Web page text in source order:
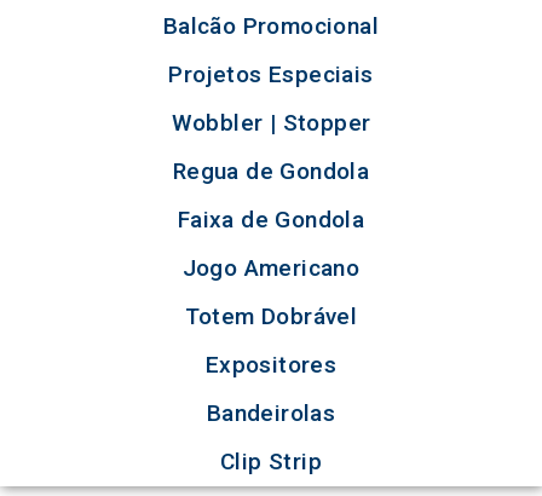
Balcão Promocional
Projetos Especiais
Wobbler | Stopper
Regua de Gondola
Faixa de Gondola
Jogo Americano
Totem Dobrável
Expositores
Bandeirolas
Clip Strip